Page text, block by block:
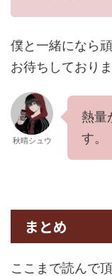
僕と一緒になら
お待ちしておりま
秋晴シュウ
熱量
す。
まとめ
ここまで読んで